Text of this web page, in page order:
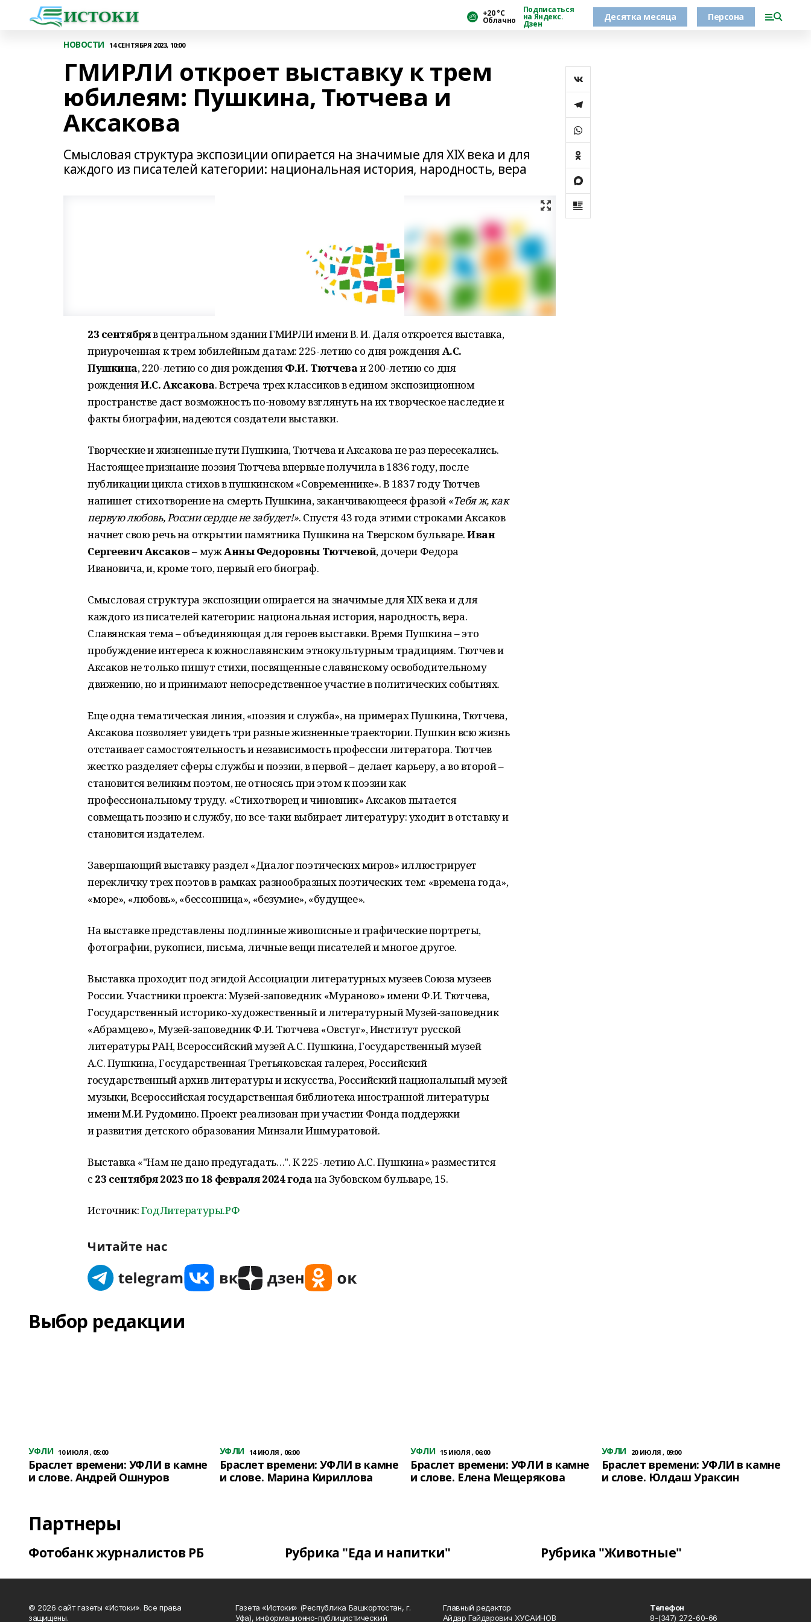
+20 °С
Облачно
Подписаться
на Яндекс.
Дзен
Десятка месяца Персона
НОВОСТИ 14 СЕНТЯБРЯ 2023, 10:00
ГМИРЛИ откроет выставку к трем
юбилеям: Пушкина, Тютчева и
Аксакова
Смысловая структура экспозиции опирается на значимые для ХIХ века и для
каждого из писателей категории: национальная история, народность, вера
23 сентябряв центральном здании ГМИРЛИ имени В. И. Даля откроется выставка,
приуроченная к трем юбилейным датам: 225-летию со дня рожденияА.С.
Пушкина, 220-летию со дня рожденияФ.И. Тютчеваи 200-летию со дня
рожденияИ.С. Аксакова. Встреча трех классиков в едином экспозиционном
пространстве даст возможность по-новому взглянуть на их творческое наследие и
факты биографии, надеются создатели выставки.
Творческие и жизненные пути Пушкина, Тютчева и Аксакова не раз пересекались.
Настоящее признание поэзия Тютчева впервые получила в 1836 году, после
публикации цикла стихов в пушкинском «Современнике». В 1837 году Тютчев
напишет стихотворение на смерть Пушкина, заканчивающееся фразой «Тебя ж, как
первую любовь, России сердце не забудет!». Спустя 43 года этими строками Аксаков
начнет свою речь на открытии памятника Пушкина на Тверском бульваре.Иван
Сергеевич Аксаков– мужАнны Федоровны Тютчевой, дочери Федора
Ивановича, и, кроме того, первый его биограф.
Смысловая структура экспозиции опирается на значимые для ХIХ века и для
каждого из писателей категории: национальная история, народность, вера.
Славянская тема – объединяющая для героев выставки. Время Пушкина – это
пробуждение интереса к южнославянским этнокультурным традициям. Тютчев и
Аксаков не только пишут стихи, посвященные славянскому освободительному
движению, но и принимают непосредственное участие в политических событиях.
Еще одна тематическая линия, «поэзия и служба», на примерах Пушкина, Тютчева,
Аксакова позволяет увидеть три разные жизненные траектории. Пушкин всю жизнь
отстаивает самостоятельность и независимость профессии литератора. Тютчев
жестко разделяет сферы службы и поэзии, в первой – делает карьеру, а во второй –
становится великим поэтом, не относясь при этом к поэзии как
профессиональному труду. «Стихотворец и чиновник» Аксаков пытается
совмещать поэзию и службу, но все-таки выбирает литературу: уходит в отставку и
становится издателем.
Завершающий выставку раздел «Диалог поэтических миров» иллюстрирует
перекличку трех поэтов в рамках разнообразных поэтических тем: «времена года»,
«море», «любовь», «бессонница», «безумие», «будущее».
На выставке представлены подлинные живописные и графические портреты,
фотографии, рукописи, письма, личные вещи писателей и многое другое.
Выставка проходит под эгидой Ассоциации литературных музеев Союза музеев
России. Участники проекта: Музей-заповедник «Мураново» имени Ф.И. Тютчева,
Государственный историко-художественный и литературный Музей-заповедник
«Абрамцево», Музей-заповедник Ф.И. Тютчева «Овстуг», Институт русской
литературы РАН, Всероссийский музей А.С. Пушкина, Государственный музей
А.С. Пушкина, Государственная Третьяковская галерея, Российский
государственный архив литературы и искусства, Российский национальный музей
музыки, Всероссийская государственная библиотека иностранной литературы
имени М.И. Рудомино. Проект реализован при участии Фонда поддержки
и развития детского образования Минзали Ишмуратовой.
Выставка «"Нам не дано предугадать…". К 225-летию А.С. Пушкина» разместится
с 23 сентября 2023 по 18 февраля 2024 годана Зубовском бульваре, 15.
Источник:ГодЛитературы.РФ
Читайте нас
Выбор редакции
УФЛИ 10 ИЮЛЯ , 05:00
Браслет времени: УФЛИ в камне
и слове. Андрей Ошнуров
УФЛИ 14 ИЮЛЯ , 06:00
Браслет времени: УФЛИ в камне
и слове. Марина Кириллова
УФЛИ 15 ИЮЛЯ , 06:00
Браслет времени: УФЛИ в камне
и слове. Елена Мещерякова
УФЛИ 20 ИЮЛЯ , 09:00
Браслет времени: УФЛИ в камне
и слове. Юлдаш Ураксин
Партнеры
Фотобанк журналистов РБ Рубрика "Еда и напитки" Рубрика "Животные"
© 2026 сайт газеты «Истоки». Все права
защищены.
Газета «Истоки» (Республика Башкортостан, г.
Уфа), информационно-публицистический
Главный редактор
Айдар Гайдарович ХУСАИНОВ
Телефон
8-(347) 272-60-66